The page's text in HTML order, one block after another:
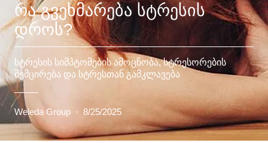
ᲠᲐ ᲒᲕᲔᲮᲛᲐᲠᲔᲑᲐ ᲡᲢᲠᲔᲡᲘᲡ
ᲓᲠᲝᲡ?
სტრესის სიმპტომების ამოცნობა, სტრესორების
შემცირება და სტრესთან გამკლავება
Weleda Group · 8/25/2025